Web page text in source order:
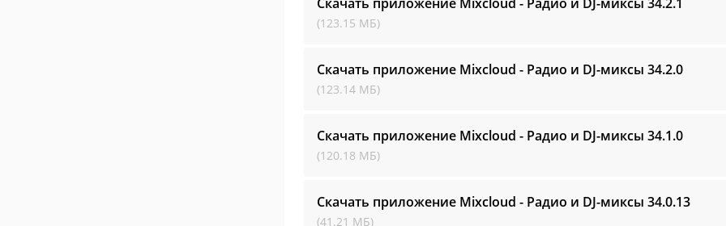
(123.15 МБ)
Скачать приложение Mixcloud - Радио и DJ-миксы 34.2.0
(123.14 МБ)
Скачать приложение Mixcloud - Радио и DJ-миксы 34.1.0
(120.18 МБ)
Скачать приложение Mixcloud - Радио и DJ-миксы 34.0.13
(41.21 МБ)